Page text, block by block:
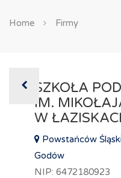
Home Firmy
SZKOŁA
IM.
W
Powstańców
Godów
NIP: 6472180923